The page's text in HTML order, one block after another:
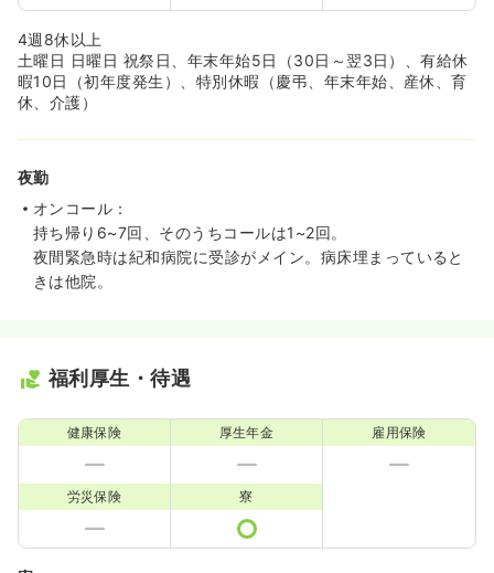
4週8休以上
土曜日 日曜日 祝祭日、年末年始5日（30日～翌3日）、有給休
暇10日（初年度発生）、特別休暇（慶弔、年末年始、産休、育
休、介護）
夜勤
オンコール：
持ち帰り6~7回、そのうちコールは1~2回。
夜間緊急時は紀和病院に受診がメイン。病床埋まっていると
きは他院。
福利厚生・待遇
健康保険 厚生年金 雇用保険
労災保険 寮